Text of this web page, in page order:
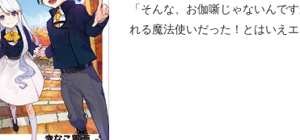
「そんな、お伽噺じゃないんで
れる魔法使いだった！とはいえ